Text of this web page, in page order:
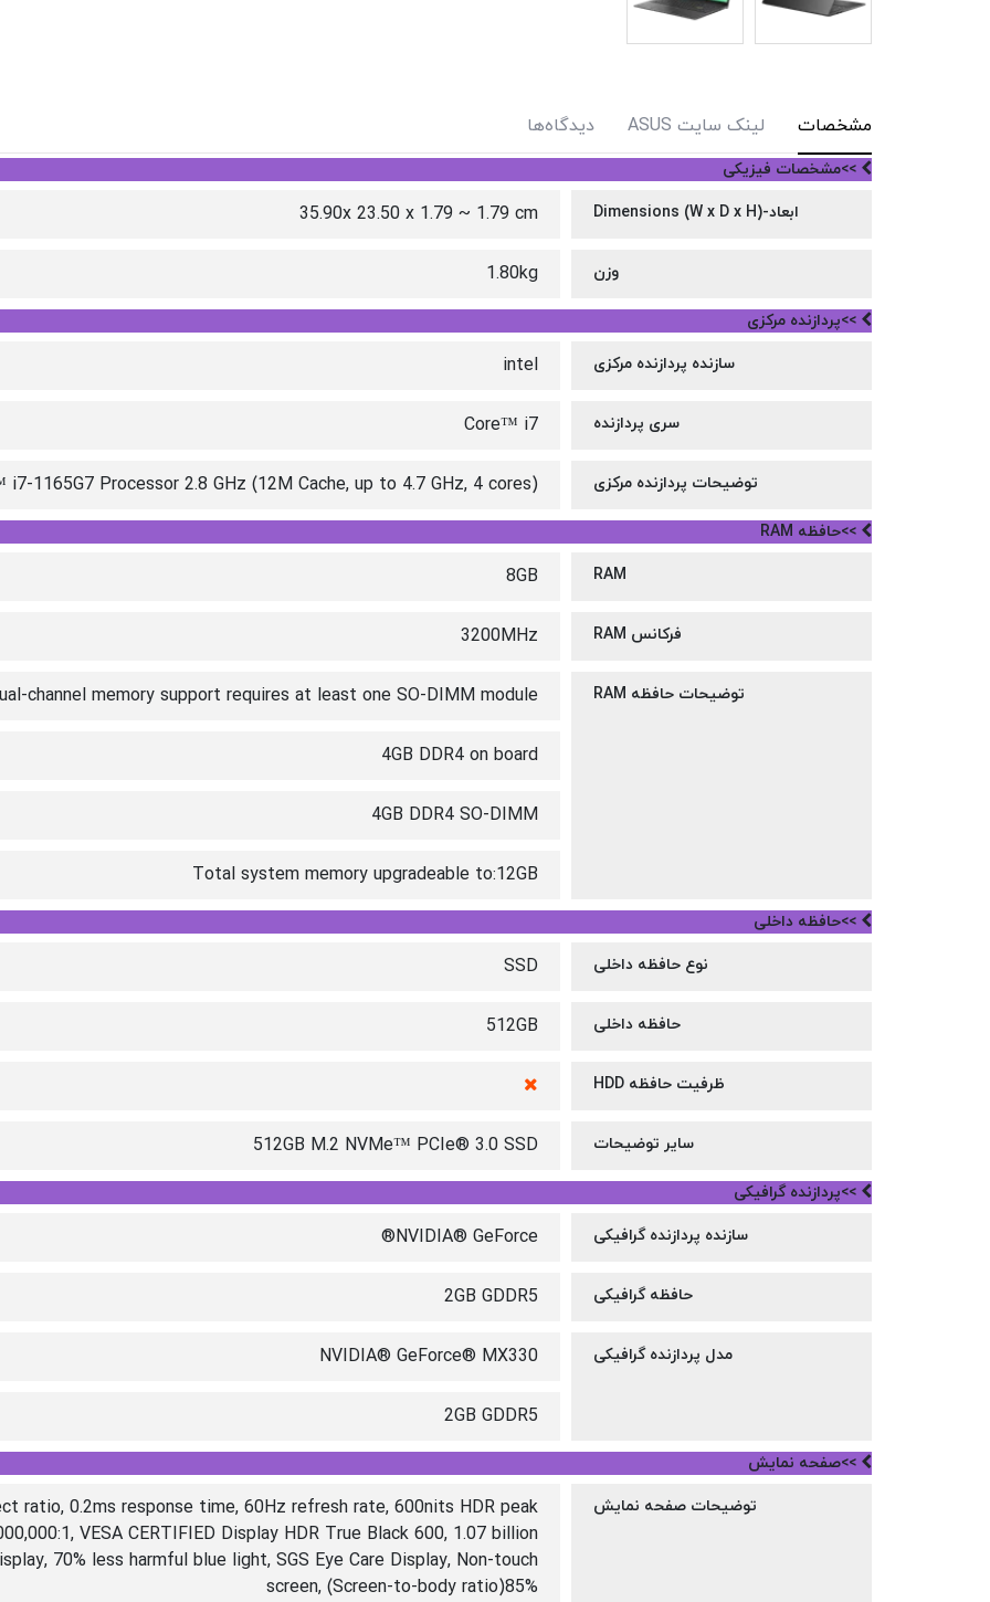
مشخصات لینک سایت ASUS دیدگاه‌ها
>>مشخصات فیزیکی
ابعاد-Dimensions (W x D x H) 35.90x 23.50 x 1.79 ~ 1.79 cm
وزن 1.80kg
>>پردازنده مرکزی
سازنده پردازنده مرکزی intel
سری پردازنده Core™ i7
توضیحات پردازنده مرکزی 1165G7 Processor 2.8 GHz (12M Cache, up to 4.7 GHz, 4 cores)
>>حافظه RAM
RAM
8GB
فرکانس RAM 3200MHz
توضیحات حافظه RAM channel memory support requires at least one SO-DIMM module.
4GB DDR4 on board
4GB DDR4 SO-DIMM
Total system memory upgradeable to:12GB
>>حافظه داخلی
نوع حافظه داخلی SSD
حافظه داخلی 512GB
ظرفیت حافظه HDD
سایر توضیحات 512GB M.2 NVMe™ PCIe® 3.0 SSD
>>پردازنده گرافیکی
سازنده پردازنده گرافیکی NVIDIA® GeForce®
حافظه گرافیکی 2GB GDDR5
مدل پردازنده گرافیکی NVIDIA® GeForce® MX330
2GB GDDR5
>>صفحه نمایش
توضیحات صفحه نمایش
ratio, 0.2ms response time, 60Hz refresh rate, 600nits HDR peak
VESA CERTIFIED Display HDR True Black 600, 1.07 billion
70% less harmful blue light, SGS Eye Care Display, Non-touch
screen, (Screen-to-body ratio)85%